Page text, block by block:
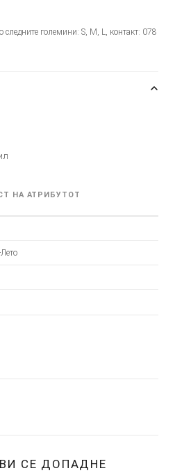
големини: S, M, L, контакт: 078
НА АТРИБУТОТ
СЕ ДОПАДНЕ